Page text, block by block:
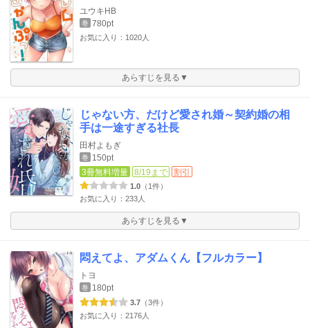
ユウキHB
巻 780pt
お気に入り：1020人
あらすじを見る▼
じゃない方、だけど愛され婚～契約婚の相
手は一途すぎる社長
田村よもぎ
巻
150pt
3冊無料増量
8/19まで 割引
1.0 （1件）
お気に入り：233人
あらすじを見る▼
悶えてよ、アダムくん【フルカラー】
トヨ
巻 180pt
3.7 （3件）
お気に入り：2176人